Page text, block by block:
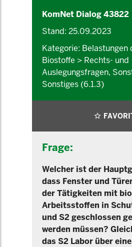
KomNet Dialog 43822
Stand: 25.09.2023
Kategorie: Belastungen
Biostoffe > Rechts- und
Auslegungsfragen,
Sonstiges (6.1.3)
Frage:
Welcher ist der
dass Fenster und
der Tätigkeiten mit
Arbeitsstoffen in
und S2 geschlossen
werden müssen?
das S2 Labor über